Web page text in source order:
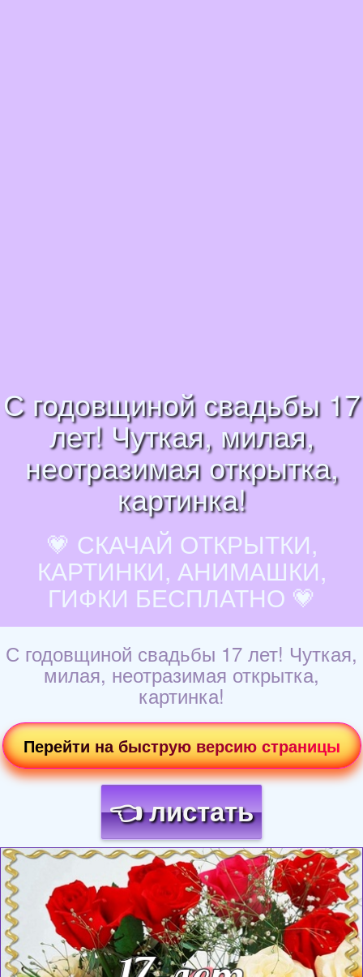
С годовщиной свадьбы 17
лет! Чуткая, милая,
неотразимая открытка,
картинка!
💗 СКАЧАЙ ОТКРЫТКИ,
КАРТИНКИ, АНИМАШКИ,
ГИФКИ БЕСПЛАТНО 💗
С годовщиной свадьбы 17 лет! Чуткая,
милая, неотразимая открытка,
картинка!
Перейти на быструю версию страницы
👈 листать
Загрузка картинки...